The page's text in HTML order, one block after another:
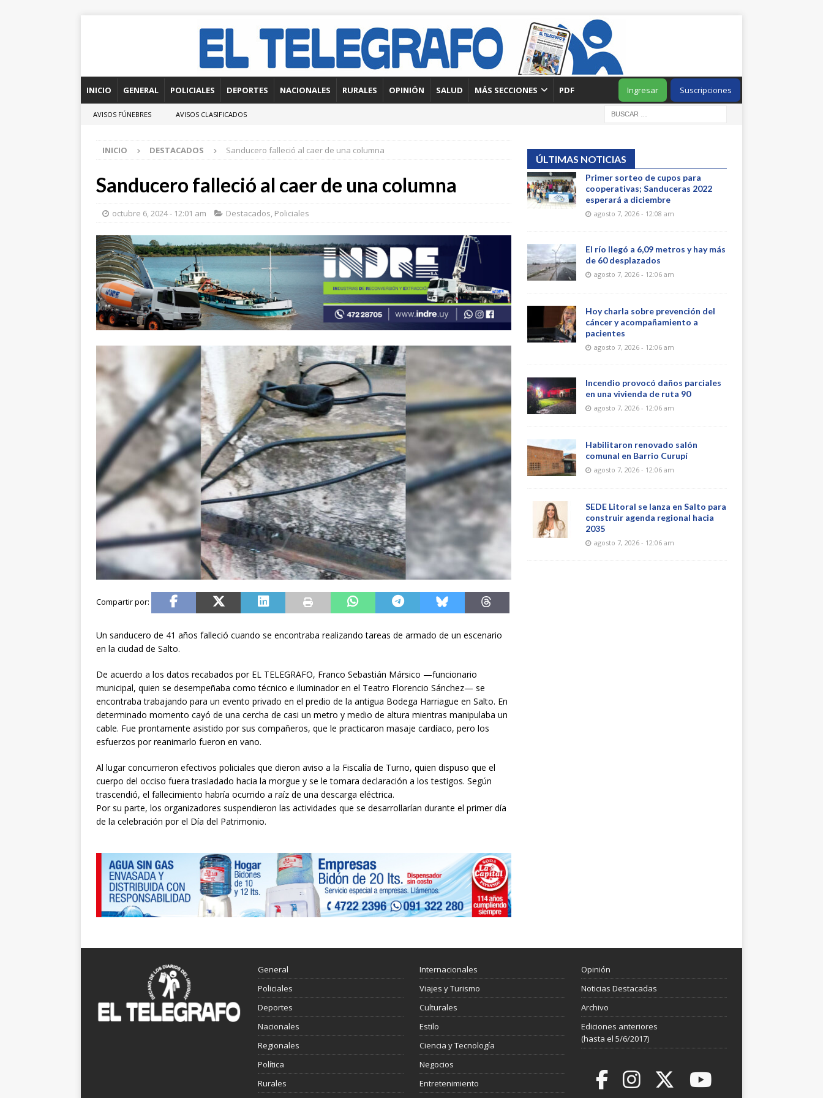
INICIO GENERAL POLICIALES DEPORTES NACIONALES RURALES OPINIÓN SALUD MÁS SECCIONES PDF Suscripciones
Ingresar
AVISOS FÚNEBRES AVISOS CLASIFICADOS
INICIO DESTACADOS Sanducero falleció al caer de una columna
Sanducero falleció al caer de una columna
octubre 6, 2024 - 12:01 am Destacados, Policiales
Un sanducero de 41 años falleció cuando se encontraba realizando tareas de armado de un escenario
en la ciudad de Salto.
De acuerdo a los datos recabados por EL TELEGRAFO, Franco Sebastián Mársico —funcionario
municipal, quien se desempeñaba como técnico e iluminador en el Teatro Florencio Sánchez— se
encontraba trabajando para un evento privado en el predio de la antigua Bodega Harriague en Salto. En
determinado momento cayó de una cercha de casi un metro y medio de altura mientras manipulaba un
cable. Fue prontamente asistido por sus compañeros, que le practicaron masaje cardíaco, pero los
esfuerzos por reanimarlo fueron en vano.
Al lugar concurrieron efectivos policiales que dieron aviso a la Fiscalía de Turno, quien dispuso que el
cuerpo del occiso fuera trasladado hacia la morgue y se le tomara declaración a los testigos. Según
trascendió, el fallecimiento habría ocurrido a raíz de una descarga eléctrica.
Por su parte, los organizadores suspendieron las actividades que se desarrollarían durante el primer día
de la celebración por el Día del Patrimonio.
ÚLTIMAS NOTICIAS
Primer sorteo de cupos para
cooperativas; Sanduceras 2022
esperará a diciembre
agosto 7, 2026 - 12:08 am
El río llegó a 6,09 metros y hay más
de 60 desplazados
agosto 7, 2026 - 12:06 am
Hoy charla sobre prevención del
cáncer y acompañamiento a
pacientes
agosto 7, 2026 - 12:06 am
Incendio provocó daños parciales
en una vivienda de ruta 90
agosto 7, 2026 - 12:06 am
Habilitaron renovado salón
comunal en Barrio Curupí
agosto 7, 2026 - 12:06 am
SEDE Litoral se lanza en Salto para
construir agenda regional hacia
2035
agosto 7, 2026 - 12:06 am
General
Policiales
Deportes
Nacionales
Regionales
Política
Rurales
Internacionales
Viajes y Turismo
Culturales
Estilo
Ciencia y Tecnología
Negocios
Entretenimiento
Opinión
Noticias Destacadas
Archivo
Ediciones anteriores
(hasta el 5/6/2017)